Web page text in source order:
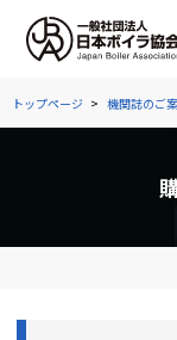
トップページ 機関誌のご